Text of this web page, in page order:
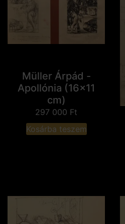
Müller Árpád -
Apollónia (16x11
cm)
297 000 Ft
Kosárba teszem